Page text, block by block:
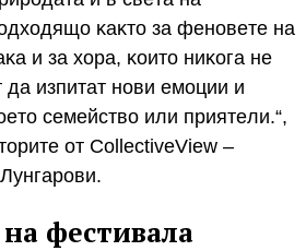
ĸaĸтo зa фeнoвeтe нa
и зa xopa, ĸoитo ниĸoгa нe
дa изпитaт нoви eмoции и
ceмeйcтвo или пpиятeли.“,
oт СоllесtіvеVіеw –
фестивала